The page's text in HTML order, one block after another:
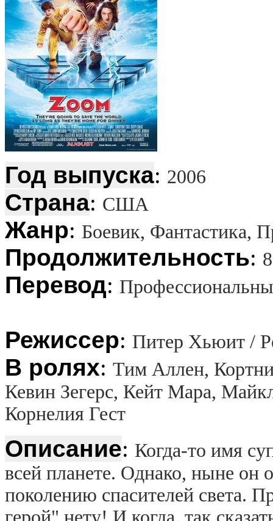
Год выпуска: 2006
Страна: США
Жанр: Боевик, Фантастика,
Продолжительность:
Перевод:
Режиссер: Питер Хьюит /
В ролях: Тим Аллен,
Кевин Зегерс, Кейт Мара,
Корнелия Гест
Описание: Когда-то имя
всей планете. Однако, ныне он
поколению спасителей света.